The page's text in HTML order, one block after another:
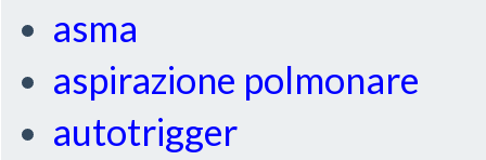
asma
aspirazione polmonare
autotrigger